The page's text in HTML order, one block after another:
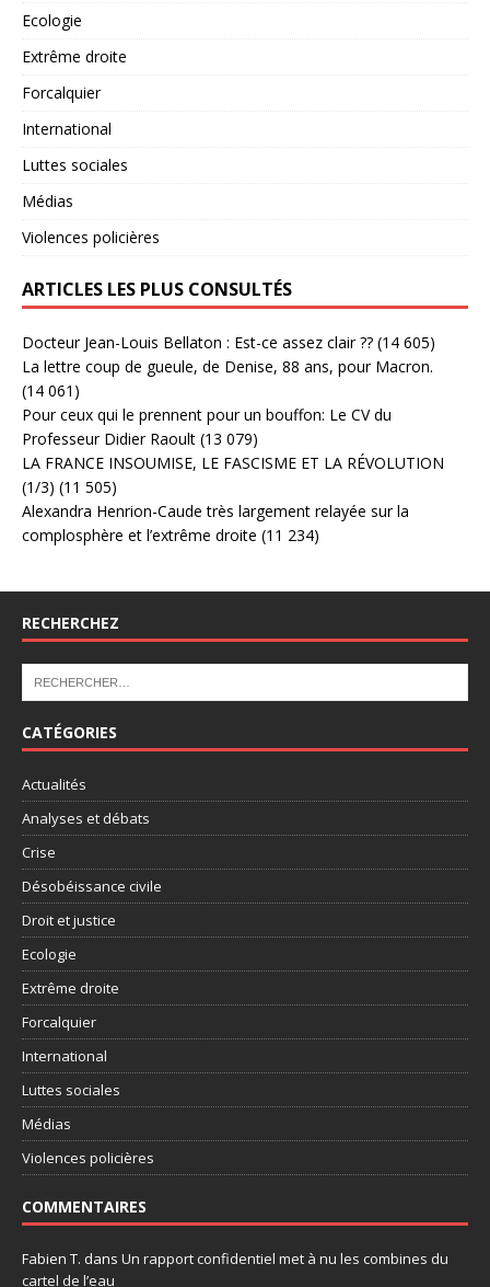
Ecologie
Extrême droite
Forcalquier
International
Luttes sociales
Médias
Violences policières
ARTICLES LES PLUS CONSULTÉS
Docteur Jean-Louis Bellaton : Est-ce assez clair ?? (14 605)
La lettre coup de gueule, de Denise, 88 ans, pour Macron.
(14 061)
Pour ceux qui le prennent pour un bouffon: Le CV du
Professeur Didier Raoult (13 079)
LA FRANCE INSOUMISE, LE FASCISME ET LA RÉVOLUTION
(1/3) (11 505)
Alexandra Henrion-Caude très largement relayée sur la
complosphère et l’extrême droite (11 234)
RECHERCHEZ
CATÉGORIES
Actualités
Analyses et débats
Crise
Désobéissance civile
Droit et justice
Ecologie
Extrême droite
Forcalquier
International
Luttes sociales
Médias
Violences policières
COMMENTAIRES
Fabien T. dans Un rapport confidentiel met à nu les combines du
cartel de l’eau